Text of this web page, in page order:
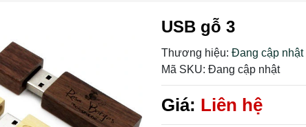
USB gỗ 3
Thương hiệu: Đang cập nhật
Mã SKU: Đang cập nhật
Giá: Liên hệ